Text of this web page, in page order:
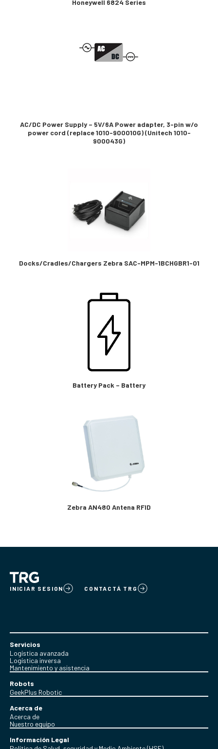
Honeywell 6824 Series
AC/DC Power Supply – 5V/6A Power adapter, 3-pin w/o
power cord (replace 1010-900010G) (Unitech 1010-
900043G)
Docks/Cradles/Chargers Zebra SAC-MPM-1BCHGBR1-01
Battery Pack – Battery
Zebra AN480 Antena RFID
INICIAR SESION CONTACTÁ TRG
Servicios
Logística avanzada
Logística inversa
Mantenimiento y asistencia
Robots
GeekPlus Robotic
Acerca de
Acerca de
Nuestro equipo
Información Legal